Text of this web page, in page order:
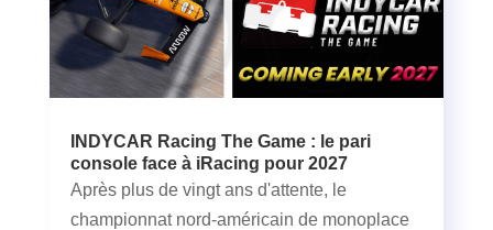
INDYCAR Racing The Game : le pari
console face à iRacing pour 2027
Après plus de vingt ans d'attente, le
championnat nord-américain de monoplace